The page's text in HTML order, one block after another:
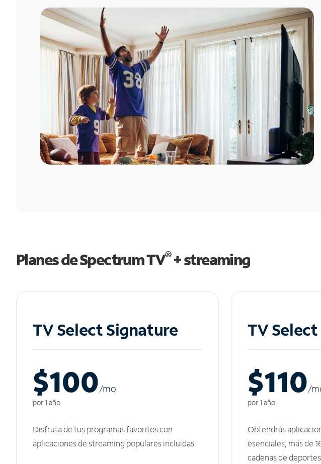
Planes de Spectrum TV®+ streaming
TV Select Signature
$100/mo
por 1 año
Disfruta de tus programas favoritos con
aplicaciones de streaming populares incluidas.
TV Select
$110/m
por 1 año
Obtendrás
esenciales, más de
cadenas de